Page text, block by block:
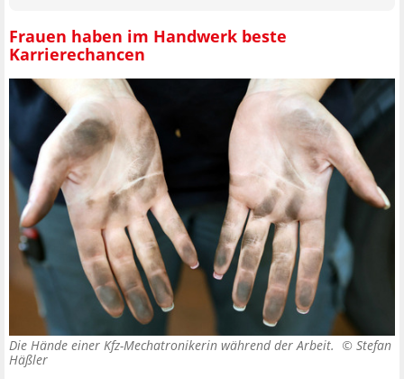
Frauen haben im Handwerk beste
Karrierechancen
Die Hände einer Kfz-Mechatronikerin während der Arbeit. © Stefan
Häßler